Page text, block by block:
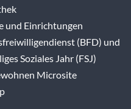
und Einrichtungen
(BFD) und
Soziales Jahr (FSJ)
Microsite